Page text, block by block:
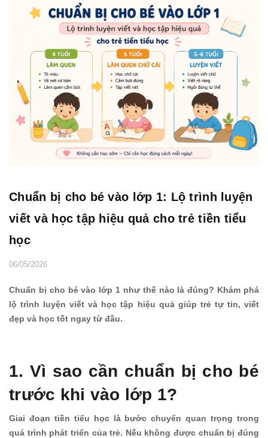
Chuẩn bị cho bé vào lớp 1: Lộ trình luyện
viết và học tập hiệu quả cho trẻ tiền tiểu
học
06/05/2026
Chuẩn bị cho bé vào lớp 1 như thế nào là đúng? Khám phá
lộ trình luyện viết và học tập hiệu quả giúp trẻ tự tin, viết
đẹp và học tốt ngay từ đầu.
1. Vì sao cần chuẩn bị cho bé
trước khi vào lớp 1?
Giai đoạn tiền tiểu học là bước chuyển quan trọng trong
quá trình phát triển của trẻ. Nếu không được chuẩn bị đúng